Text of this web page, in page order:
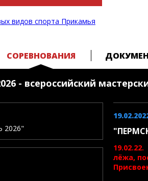
СОРЕВНОВАНИЯ
- всероссийский
2026"
лёжа,